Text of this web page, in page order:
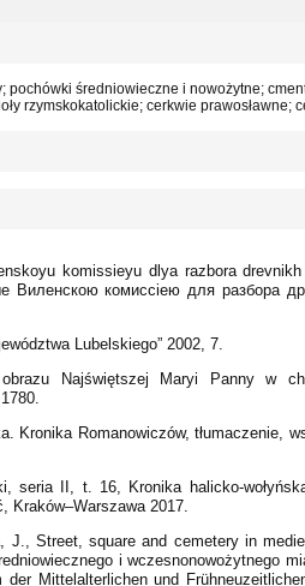
pochówki średniowieczne i nowożytne;
rzymskokatolickie; cerkwie prawosławne;
komissieyu dlya razbora
Виленскою комиссiею для разбора
Lubelskiego” 2002, 7.
obrazu Najświętszej Maryi Panny w
Kronika Romanowiczów,
seria II, t. 16, Kronika halicko-
Kraków–Warszawa 2017.
J., Street, square and cemetery in
i wczesnonowożytnego
der Mittelalterlichen und